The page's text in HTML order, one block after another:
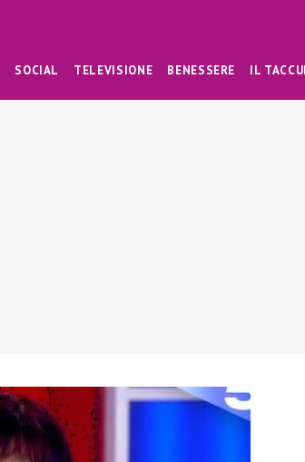
SOCIAL TELEVISIONE BENESSERE IL